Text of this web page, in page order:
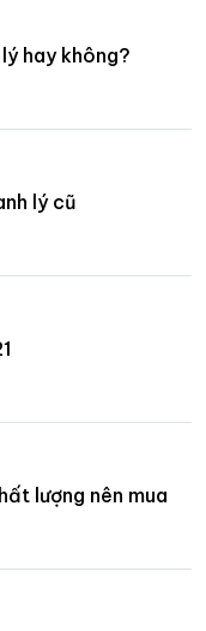
hay không?
lý cũ
lượng nên mua